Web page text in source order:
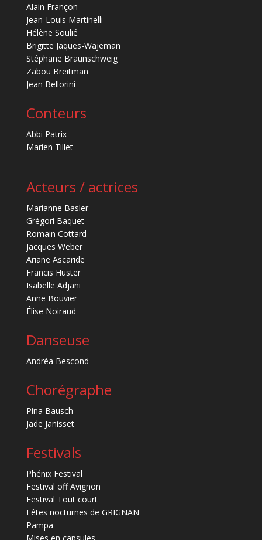
Alain Françon
Jean-Louis Martinelli
Hélène Soulié
Brigitte Jaques-Wajeman
Stéphane Braunschweig
Zabou Breitman
Jean Bellorini
Conteurs
Abbi Patrix
Marien Tillet
Acteurs / actrices
Marianne Basler
Grégori Baquet
Romain Cottard
Jacques Weber
Ariane Ascaride
Francis Huster
Isabelle Adjani
Anne Bouvier
Élise Noiraud
Danseuse
Andréa Bescond
Chorégraphe
Pina Bausch
Jade Janisset
Festivals
Phénix Festival
Festival off Avignon
Festival Tout court
Fêtes nocturnes de GRIGNAN
Pampa